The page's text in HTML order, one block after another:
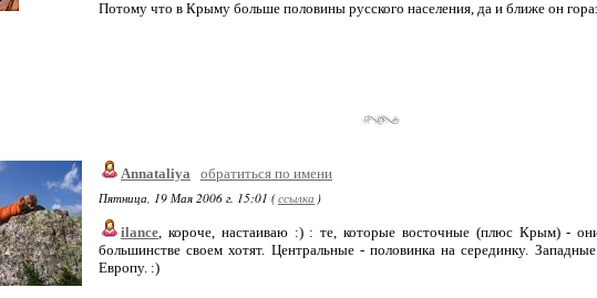
Потому что в Крыму больше половины русского населения, да и ближе он
Annataliya
обратиться по имени
Пятница, 19 Мая 2006 г. 15:01 (ссылка )
ilance, короче, настаиваю :) : те, которые восточные (плюс Крым) -
большинстве своем хотят. Центральные - половинка на серединку.
Европу. :)